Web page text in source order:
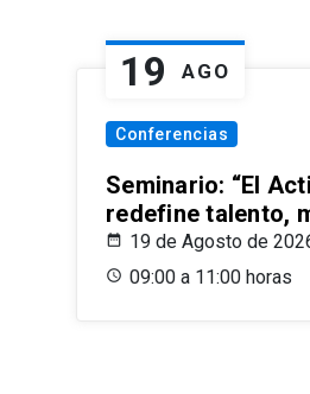
19 AGO
Conferencias
Seminario: “El
redefine talento,
19 de Agosto de
09:00 a 11:00 horas